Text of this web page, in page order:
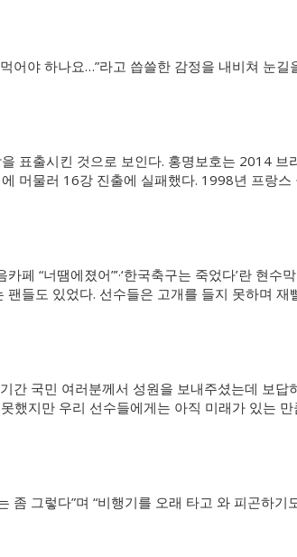
어야 하나요…”라고 씁쓸한 감정을 내비쳐 눈길
표출시킨 것으로 보인다. 홍명보호는 2014 브
머물러 16강 진출에 실패했다. 1998년 프랑스
페 “너땜에졌어”’·‘한국축구는 죽었다’란 현수
들도 있었다. 선수들은 고개를 들지 못하며 재
간 국민 여러분께서 성원을 보내주셨는데 보답
했지만 우리 선수들에게는 아직 미래가 있는
좀 그렇다”며 “비행기를 오래 타고 와 피곤하기